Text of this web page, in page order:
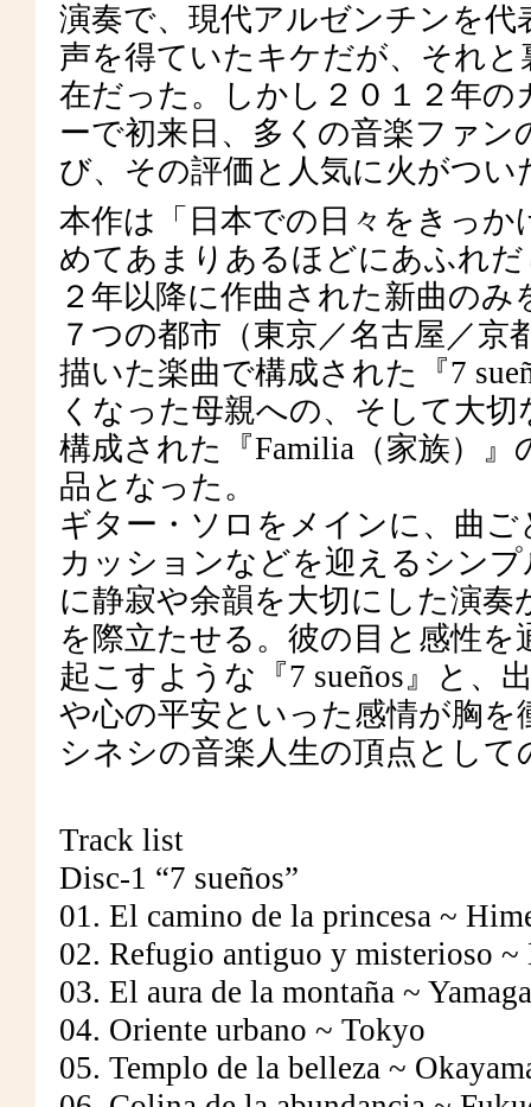
演奏で、現代アルゼンチンを
声を得ていたキケだが、それ
在だった。しかし２０１２年
ーで初来日、多くの音楽ファ
び、その評価と人気に火がつ
本作は「日本での日々をきっ
めてあまりあるほどにあふれ
２年以降に作曲された新曲の
７つの都市（東京／名古屋／
描いた楽曲で構成された『7
くなった母親への、そして大
構成された『Familia（家族）
品となった。
ギター・ソロをメインに、曲
カッションなどを迎えるシン
に静寂や余韻を大切にした演
を際立たせる。彼の目と感性
起こすような『7 sueños』と、
や心の平安といった感情が胸を
シネシの音楽人生の頂点とし
Track list
Disc-1 “7 sueños”
01. El camino de la princesa ~
02. Refugio antiguo y misterioso ~
03. El aura de la montaña ~
04. Oriente urbano ~ Tokyo
05. Templo de la belleza ~